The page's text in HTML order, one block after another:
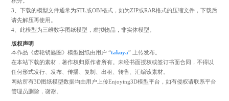
模型说明
1、下载3D模型前需先注册或者登陆网站账号。
2、下载前请仔细查看文件的格式及所需积分，按需下载，7天内重复下载不再
积分。
3、下载的模型文件通常为STL或OBJ格式，如为ZIP或RAR格式的压缩文件，
请先解压再使用。
4、此模型为三维数字图纸模型，虚拟物品，非实体模型。